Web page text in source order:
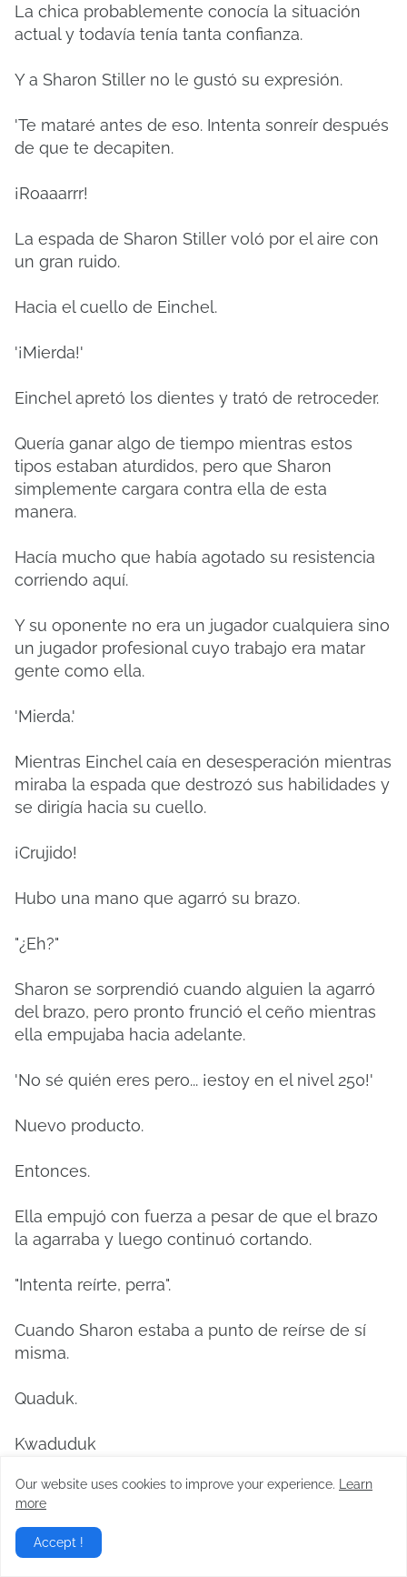
La chica probablemente conocía la situación
actual y todavía tenía tanta confianza.
Y a Sharon Stiller no le gustó su expresión.
'Te mataré antes de eso. Intenta sonreír después
de que te decapiten.
¡Roaaarrr!
La espada de Sharon Stiller voló por el aire con
un gran ruido.
Hacia el cuello de Einchel.
'¡Mierda!'
Einchel apretó los dientes y trató de retroceder.
Quería ganar algo de tiempo mientras estos
tipos estaban aturdidos, pero que Sharon
simplemente cargara contra ella de esta
manera.
Hacía mucho que había agotado su resistencia
corriendo aquí.
Y su oponente no era un jugador cualquiera sino
un jugador profesional cuyo trabajo era matar
gente como ella.
'Mierda.'
Mientras Einchel caía en desesperación mientras
miraba la espada que destrozó sus habilidades y
se dirigía hacia su cuello.
¡Crujido!
Hubo una mano que agarró su brazo.
"¿Eh?"
Sharon se sorprendió cuando alguien la agarró
del brazo, pero pronto frunció el ceño mientras
ella empujaba hacia adelante.
'No sé quién eres pero... ¡estoy en el nivel 250!'
Nuevo producto.
Entonces.
Ella empujó con fuerza a pesar de que el brazo
la agarraba y luego continuó cortando.
"Intenta reírte, perra".
Cuando Sharon estaba a punto de reírse de sí
misma.
Quaduk.
Kwaduduk
Sobre la mano que había agarrado su brazo,
docenas de otros brazos aparecieron y la
agarraron.
Our website uses cookies to improve your experience.
Learn
more
Accept !